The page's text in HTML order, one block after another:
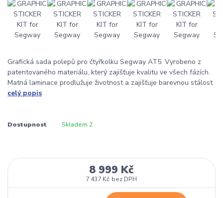
Grafická sada polepů pro čtyřkolku Segway AT5. Vyrobeno z
patentovaného materiálu, který zajišťuje kvalitu ve všech fázích.
Matná laminace prodlužuje životnost a zajišťuje barevnou stálost.
celý popis
Dostupnost Skladem 2
8 999 Kč
7 437 Kč bez DPH